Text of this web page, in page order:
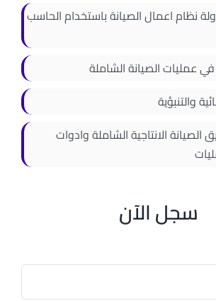
نظام اعمال الصيانة باستخدام الحاسب
في عمليات الصيانة الشاملة
والتنبؤية
الانتاجية الشاملة وادوات
سجل الآن